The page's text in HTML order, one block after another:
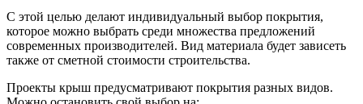
С этой целью делают индивидуальный выбор покрытия,
которое можно выбрать среди множества предложений
современных производителей. Вид материала будет зависеть
также от сметной стоимости строительства.
Проекты крыш предусматривают покрытия разных видов.